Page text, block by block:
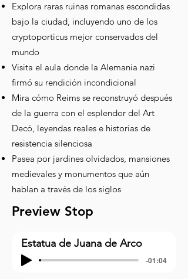
Explora raras ruinas romanas escondidas
bajo la ciudad, incluyendo uno de los
cryptoporticus mejor conservados del
mundo
Visita el aula donde la Alemania nazi
firmó su rendición incondicional
Mira cómo Reims se reconstruyó después
de la guerra con el esplendor del Art
Decó, leyendas reales e historias de
resistencia silenciosa
Pasea por jardines olvidados, mansiones
medievales y monumentos que aún
hablan a través de los siglos
Preview Stop
Estatua de Juana de Arco
-01:04